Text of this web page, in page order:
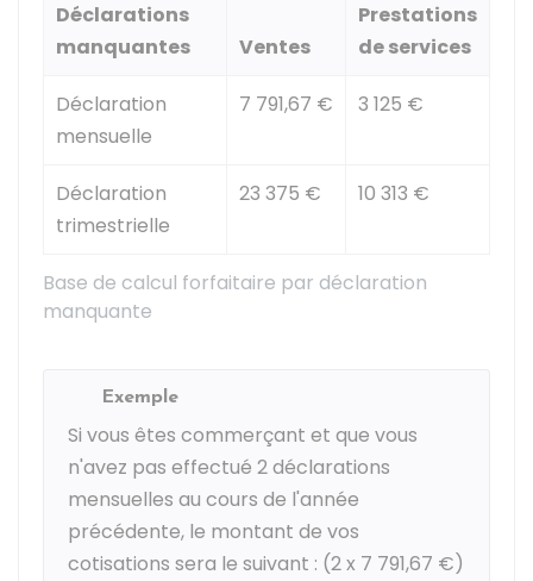
Base de calcul forfaitaire par déclaration
manquante
Déclarations
manquantes
Ventes
Prestations
de services
Déclaration
mensuelle
7 791,67 € 3 125 €
Déclaration
trimestrielle
23 375 € 10 313 €
Exemple
Si vous êtes commerçant et que vous
n'avez pas effectué 2 déclarations
mensuelles au cours de l'année
précédente, le montant de vos
cotisations sera le suivant : (2 x 7 791,67 €)